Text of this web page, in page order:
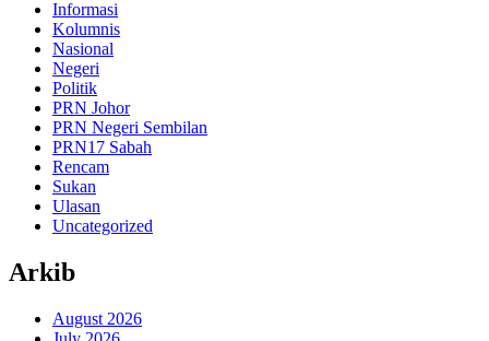
Informasi
Kolumnis
Nasional
Negeri
Politik
PRN Johor
PRN Negeri Sembilan
PRN17 Sabah
Rencam
Sukan
Ulasan
Uncategorized
Arkib
August 2026